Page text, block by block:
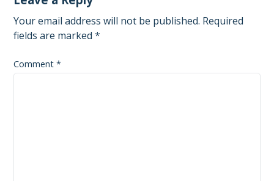
Your email address will not be published. Required
fields are marked*
Comment*